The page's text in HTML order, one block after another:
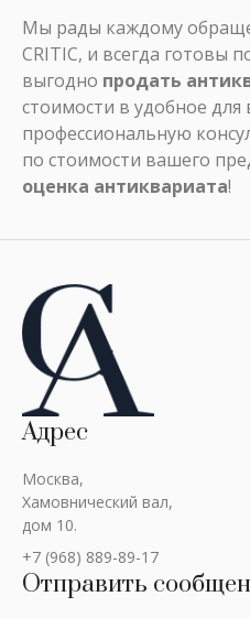
Мы рады каждому
CRITIC, и всегда готовы
выгодно продать
стоимости в удобное для
профессиональную
по стоимости вашего
оценка антиквариата!
Адрес
Москва,
Хамовнический вал,
дом 10.
+7 (968) 889-89-17
Отправить